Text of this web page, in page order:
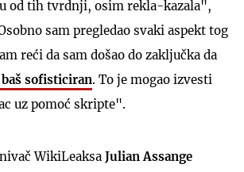
od tih tvrdnji, osim rekla-kazala",
sam pregledao svaki aspekt tog
reći da sam došao do zaključka da
sofisticiran. To je mogao izvesti
uz pomoć skripte".
WikiLeaksa Julian Assange